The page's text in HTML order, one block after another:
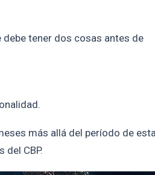
tener dos cosas antes de
más allá del período de
del CBP.